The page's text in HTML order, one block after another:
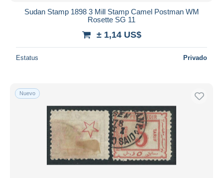
Sudan Stamp 1898 3 Mill Stamp Camel Postman WM
Rosette SG 11
± 1,14 US$
Estatus Privado
Nuevo